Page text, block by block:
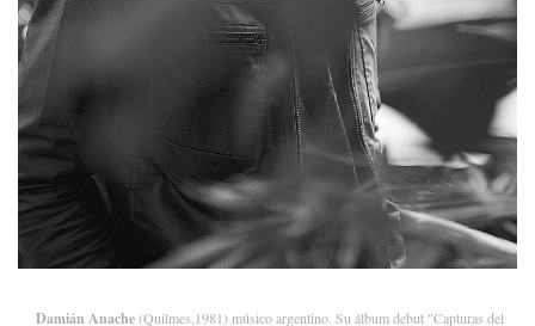
Damián Anache(Quilmes,1981) músico argentino. Su álbum debut "Capturas del